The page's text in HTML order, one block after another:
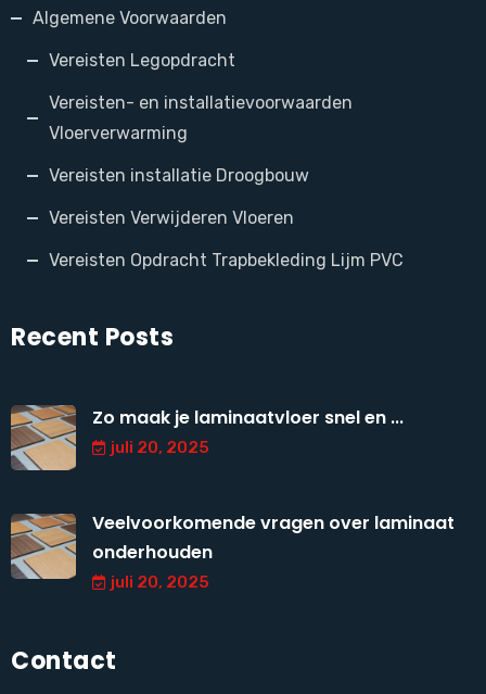
Algemene Voorwaarden
Vereisten Legopdracht
Vereisten- en installatievoorwaarden
Vloerverwarming
Vereisten installatie Droogbouw
Vereisten Verwijderen Vloeren
Vereisten Opdracht Trapbekleding Lijm PVC
Recent Posts
Zo maak je laminaatvloer snel en ...
juli 20, 2025
Veelvoorkomende vragen over laminaat
onderhouden
juli 20, 2025
Contact